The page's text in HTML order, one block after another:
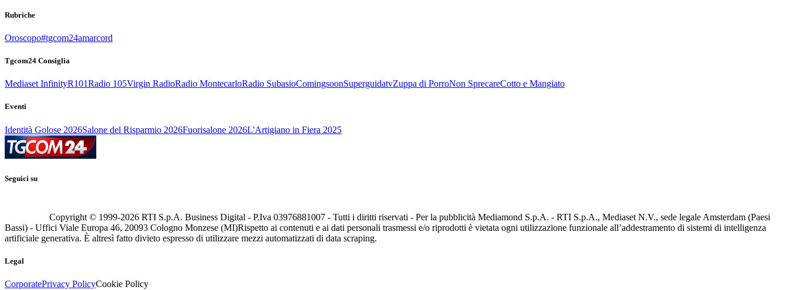
Rubriche
Oroscopo#tgcom24amarcord
Tgcom24 Consiglia
Mediaset InfinityR101Radio 105Virgin RadioRadio MontecarloRadio SubasioComingsoonSuperguidatvZuppa di PorroNon SprecareCotto e Mangiato
Eventi
Identità Golose 2026Salone del Risparmio 2026Fuorisalone 2026L'Artigiano in Fiera 2025
Seguici su
Copyright © 1999-2026 RTI S.p.A. Business Digital - P.Iva 03976881007 - Tutti i diritti riservati - Per la pubblicità Mediamond S.p.A. - RTI S.p.A., Mediaset N.V., sede legale Amsterdam (Paesi
Bassi) - Uffici Viale Europa 46, 20093 Cologno Monzese (MI)Rispetto ai contenuti e ai dati personali trasmessi e/o riprodotti è vietata ogni utilizzazione funzionale all’addestramento di sistemi di intelligenza
artificiale generativa. È altresì fatto divieto espresso di utilizzare mezzi automatizzati di data scraping.
Legal
CorporatePrivacy PolicyCookie Policy